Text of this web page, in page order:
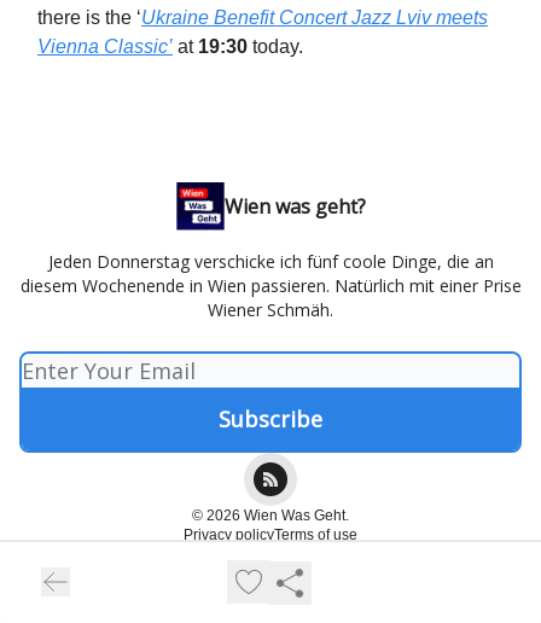
there is the ‘Ukraine Benefit Concert Jazz Lviv meets
Vienna Classic’ at 19:30 today.
Wien was geht?
Jeden Donnerstag verschicke ich fünf coole Dinge, die an
diesem Wochenende in Wien passieren. Natürlich mit einer Prise
Wiener Schmäh.
© 2026 Wien Was Geht.
Privacy policyTerms of use
Powered by beehiiv